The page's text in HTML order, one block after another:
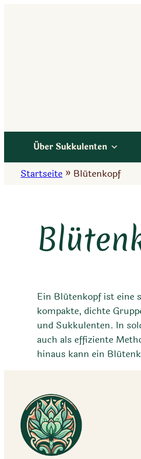
Über Sukkulenten
Startseite » Blütenkopf
Ein Blütenkopf ist eine
kompakte, dichte
und Sukkulenten. In
auch als effiziente
hinaus kann ein